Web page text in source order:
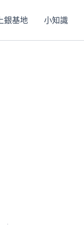
銀基地 小知識